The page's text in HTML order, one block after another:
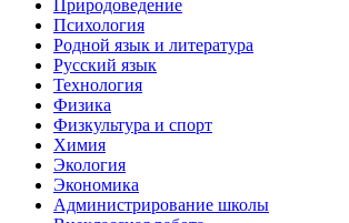
Природоведение
Психология
Родной язык и литература
Русский язык
Технология
Физика
Физкультура и спорт
Химия
Экология
Экономика
Администрирование школы